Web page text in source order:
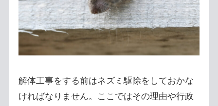
解体工事をする前はネズミ駆除をしておかな
ければなりません。ここではその理由や行政